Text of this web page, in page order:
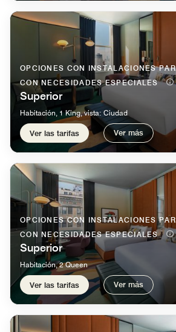
OPCIONES CON INSTALACIONES
CON NECESIDADES ESPECIALES
Superior
Habitación, 1 King, vista: Ciudad
Ver las tarifas Ver más
OPCIONES CON INSTALACIONES
CON NECESIDADES ESPECIALES
Superior
Habitación, 2 Queen
Ver las tarifas Ver más